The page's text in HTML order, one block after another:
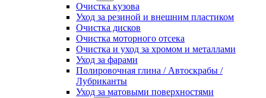
Очистка кузова
Уход за резиной и внешним пластиком
Очистка дисков
Очистка моторного отсека
Очистка и уход за хромом и металлами
Уход за фарами
Полировочная глина / Автоскрабы /
Лубриканты
Уход за матовыми поверхностями